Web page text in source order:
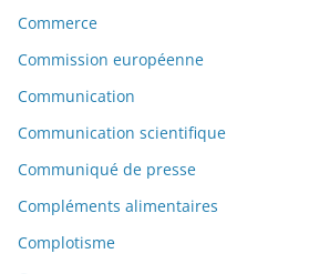
Commerce
Commission européenne
Communication
Communication scientifique
Communiqué de presse
Compléments alimentaires
Complotisme